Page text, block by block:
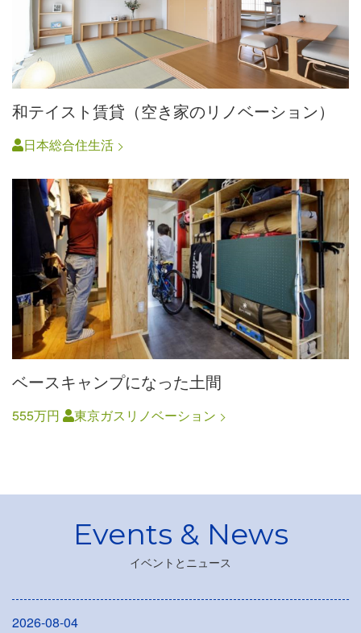
和テイスト賃貸（空き家のリノベーション）
日本総合住生活
ベースキャンプになった土間
555万円 東京ガスリノベーション
イベントとニュース
2026-08-04